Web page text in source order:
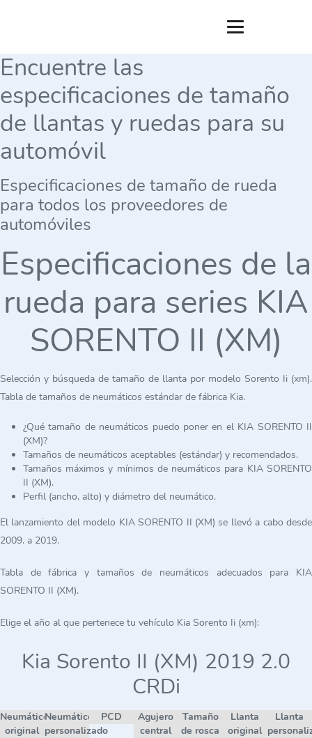
Encuentre las
especificaciones de tamaño
de llantas y ruedas para su
automóvil
Especificaciones de tamaño de rueda
para todos los proveedores de
automóviles
Especificaciones de la
rueda para series KIA
SORENTO II (XM)
Selección y búsqueda de tamaño de llanta por modelo Sorento Ii (xm).
Tabla de tamaños de neumáticos estándar de fábrica Kia.
¿Qué tamaño de neumáticos puedo poner en el KIA SORENTO II
(XM)?
Tamaños de neumáticos aceptables (estándar) y recomendados.
Tamaños máximos y mínimos de neumáticos para KIA SORENTO
II (XM).
Perfil (ancho, alto) y diámetro del neumático.
El lanzamiento del modelo KIA SORENTO II (XM) se llevó a cabo desde
2009. a 2019.
Tabla de fábrica y tamaños de neumáticos adecuados para KIA
SORENTO II (XM).
Elige el año al que pertenece tu vehículo Kia Sorento Ii (xm):
Kia Sorento II (XM) 2019 2.0
CRDi
Neumático
original
Neumático
personalizado
PCD
Agujero
central
Tamaño
de rosca
Llanta
original
Llanta